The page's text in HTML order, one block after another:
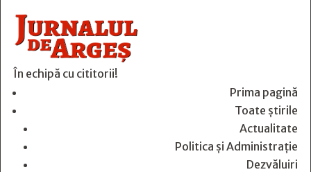
În echipă cu cititorii!
Prima pagină
Toate știrile
Actualitate
Politica și Administrație
Dezvăluiri